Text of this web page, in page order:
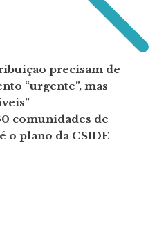
precisam de
“urgente”, mas
comunidades de
o plano da CSIDE